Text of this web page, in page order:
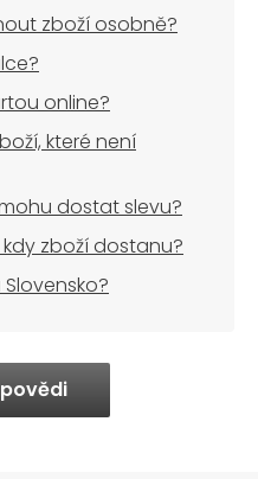
zboží osobně?
online?
které není
dostat slevu?
zboží dostanu?